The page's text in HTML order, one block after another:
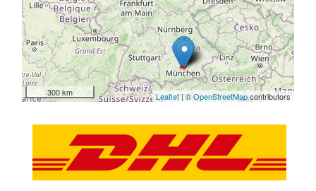
300 km Leaflet | ©OpenStreetMapcontributors